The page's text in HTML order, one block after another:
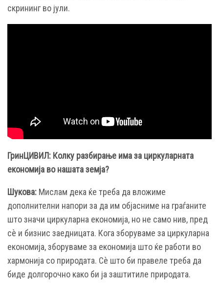
скрининг во јули.
ГринЦИВИЛ: Колку разбирање има за циркуларната
економија во нашата земја?
Шукова: Мислам дека ќе треба да вложиме
дополнителни напори за да им објасниме на граѓаните
што значи циркуларна економија, но не само нив, пред
сѐ и бизнис заедницата. Кога зборуваме за циркуларна
економија, зборуваме за економија што ќе работи во
хармонија со природата. Сѐ што би правеле треба да
биде долгорочно како би ја заштитиле природата.